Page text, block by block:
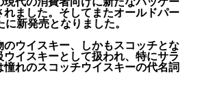
ました。そしてまたオールドパー
新発売となりました。
ウイスキー、しかもスコッチとな
イスキーとして扱われ、特にサラ
憧れのスコッチウイスキーの代名詞